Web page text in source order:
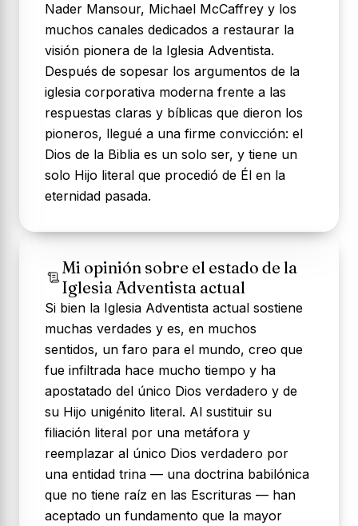
Nader Mansour, Michael McCaffrey y los
muchos canales dedicados a restaurar la
visión pionera de la Iglesia Adventista.
Después de sopesar los argumentos de la
iglesia corporativa moderna frente a las
respuestas claras y bíblicas que dieron los
pioneros, llegué a una firme convicción: el
Dios de la Biblia es un solo ser, y tiene un
solo Hijo literal que procedió de Él en la
eternidad pasada.
Mi opinión sobre el estado de la
Iglesia Adventista actual
Si bien la Iglesia Adventista actual sostiene
muchas verdades y es, en muchos
sentidos, un faro para el mundo, creo que
fue infiltrada hace mucho tiempo y ha
apostatado del único Dios verdadero y de
su Hijo unigénito literal. Al sustituir su
filiación literal por una metáfora y
reemplazar al único Dios verdadero por
una entidad trina — una doctrina babilónica
que no tiene raíz en las Escrituras — han
aceptado un fundamento que la mayor